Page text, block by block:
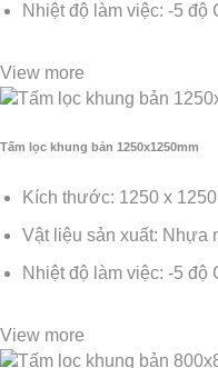
Nhiệt độ làm việc: -5 độ
View more
Tấm lọc khung bản 1250x1250mm
Kích thước: 1250 x
Vật liệu sản xuất: Nhựa
Nhiệt độ làm việc: -5 độ
View more